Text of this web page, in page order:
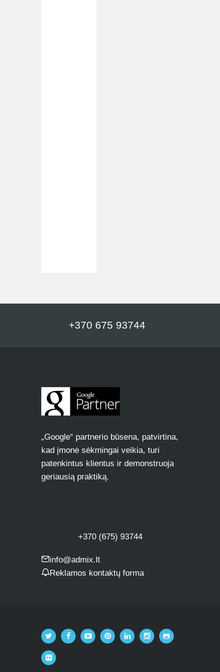
+370 675 93744
„Google“ partnerio būsena, patvirtina,
kad įmonė sėkmingai veikia, turi
patenkintus klientus ir demonstruoja
geriausią praktiką.
+370 (675) 93744
info@admix.lt
Reklamos kontaktų forma